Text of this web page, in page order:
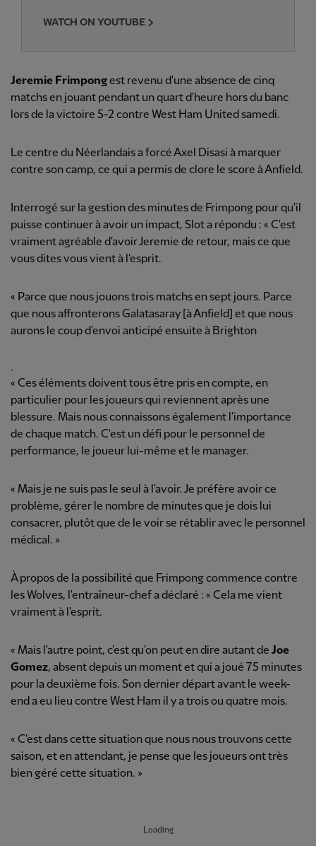
WATCH ON YOUTUBE
Jeremie Frimpongest revenu d'une absence de cinq
matchs en jouant pendant un quart d'heure hors du banc
lors de la victoire 5-2 contre West Ham United samedi.
Le centre du Néerlandais a forcé Axel Disasi à marquer
contre son camp, ce qui a permis de clore le score à Anfield.
Interrogé sur la gestion des minutes de Frimpong pour qu'il
puisse continuer à avoir un impact, Slot a répondu : « C'est
vraiment agréable d'avoir Jeremie de retour, mais ce que
vous dites vous vient à l'esprit.
« Parce que nous jouons trois matchs en sept jours. Parce
que nous affronterons Galatasaray [à Anfield] et que nous
aurons le coup d'envoi anticipé ensuite à Brighton
.
« Ces éléments doivent tous être pris en compte, en
particulier pour les joueurs qui reviennent après une
blessure. Mais nous connaissons également l'importance
de chaque match. C'est un défi pour le personnel de
performance, le joueur lui-même et le manager.
« Mais je ne suis pas le seul à l'avoir. Je préfère avoir ce
problème, gérer le nombre de minutes que je dois lui
consacrer, plutôt que de le voir se rétablir avec le personnel
médical. »
À propos de la possibilité que Frimpong commence contre
les Wolves, l'entraîneur-chef a déclaré : « Cela me vient
vraiment à l'esprit.
« Mais l'autre point, c'est qu'on peut en dire autant de Joe
Gomez, absent depuis un moment et qui a joué 75 minutes
pour la deuxième fois. Son dernier départ avant le week-
end a eu lieu contre West Ham il y a trois ou quatre mois.
« C'est dans cette situation que nous nous trouvons cette
saison, et en attendant, je pense que les joueurs ont très
bien géré cette situation. »
Loading